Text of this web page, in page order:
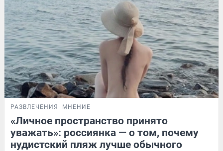
РАЗВЛЕЧЕНИЯ МНЕНИЕ
«Личное пространство принято
уважать»: россиянка — о том, почему
нудистский пляж лучше обычного